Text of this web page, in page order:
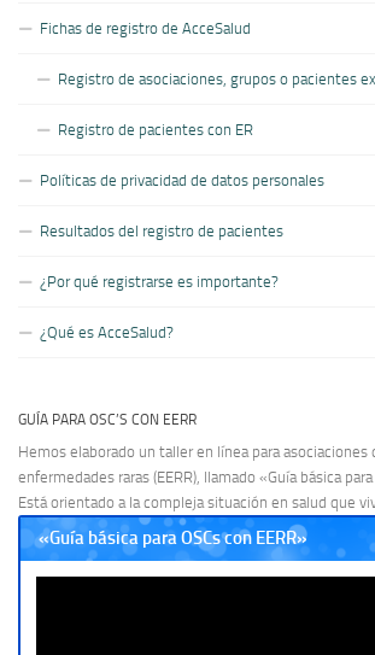
Fichas de registro de AcceSalud
Registro de asociaciones, grupos o pacientes
Registro de pacientes con ER
Políticas de privacidad de datos personales
Resultados del registro de pacientes
¿Por qué registrarse es importante?
¿Qué es AcceSalud?
GUÍA PARA OSC’S CON EERR
Hemos elaborado un taller en línea para asociaciones
enfermedades raras (EERR), llamado «Guía básica para
Está orientado a la compleja situación en salud que
«Guía básica para OSCs con EERR»